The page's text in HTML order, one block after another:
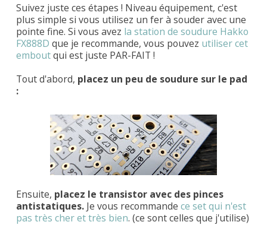
Suivez juste ces étapes ! Niveau équipement, c'est
plus simple si vous utilisez un fer à souder avec une
pointe fine. Si vous avez la station de soudure Hakko
FX888D que je recommande, vous pouvez utiliser cet
emboutqui est juste PAR-FAIT !
Tout d'abord, placez un peu de soudure sur le pad
:
Ensuite, placez le transistor avec des pinces
antistatiques. Je vous recommande ce set qui n'est
pas très cher et très bien. (ce sont celles que j'utilise)